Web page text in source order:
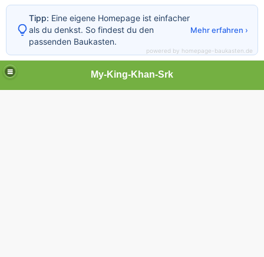
My-King-Khan-Srk
Tipp: Eine eigene Homepage ist einfacher
als du denkst. So findest du den
passenden Baukasten.
Mehr erfahren ›
powered by homepage-baukasten.de